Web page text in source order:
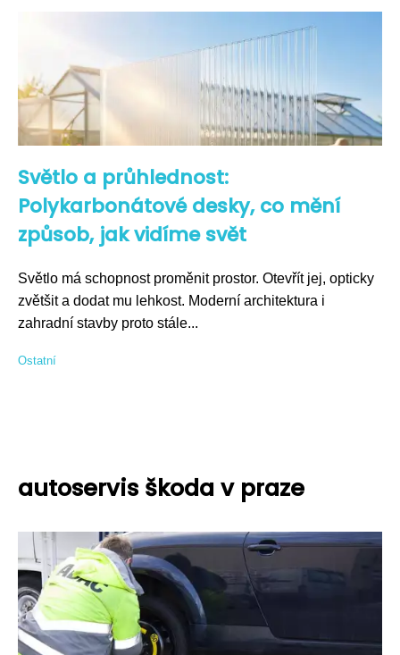
Světlo a průhlednost:
Polykarbonátové desky, co mění
způsob, jak vidíme svět
Světlo má schopnost proměnit prostor. Otevřít jej, opticky
zvětšit a dodat mu lehkost. Moderní architektura i
zahradní stavby proto stále...
Ostatní
autoservis škoda v praze